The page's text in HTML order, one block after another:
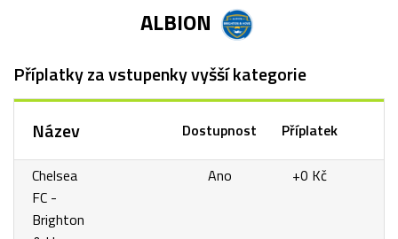
ALBION
Příplatky za vstupenky vyšší kategorie
Název Dostupnost Příplatek
Chelsea
FC -
Brighton
Ano +0 Kč